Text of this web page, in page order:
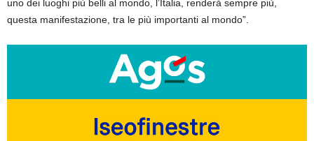
uno dei luoghi più belli al mondo, l’Italia, renderà sempre più,
questa manifestazione, tra le più importanti al mondo”.